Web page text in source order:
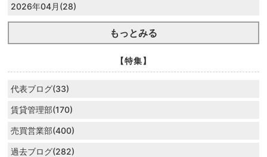
2026年04月(28)
もっとみる
【特集】
代表ブログ(33)
賃貸管理部(170)
売買営業部(400)
過去ブログ(282)